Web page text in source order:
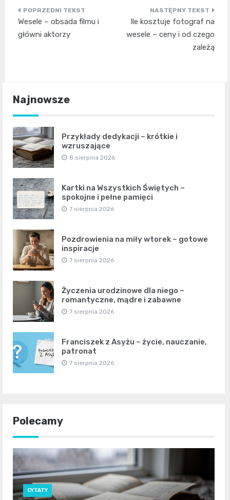
Nawigacja
wpisu
Wesele – obsada filmu i
główni aktorzy
Ile kosztuje fotograf na
wesele – ceny i od czego
zależą
Najnowsze
Przykłady dedykacji – krótkie i
wzruszające
8 sierpnia 2026
Kartki na Wszystkich Świętych –
spokojne i pełne pamięci
7 sierpnia 2026
Pozdrowienia na miły wtorek – gotowe
inspiracje
7 sierpnia 2026
Życzenia urodzinowe dla niego –
romantyczne, mądre i zabawne
7 sierpnia 2026
Franciszek z Asyżu – życie, nauczanie,
patronat
7 sierpnia 2026
Polecamy
CYTATY